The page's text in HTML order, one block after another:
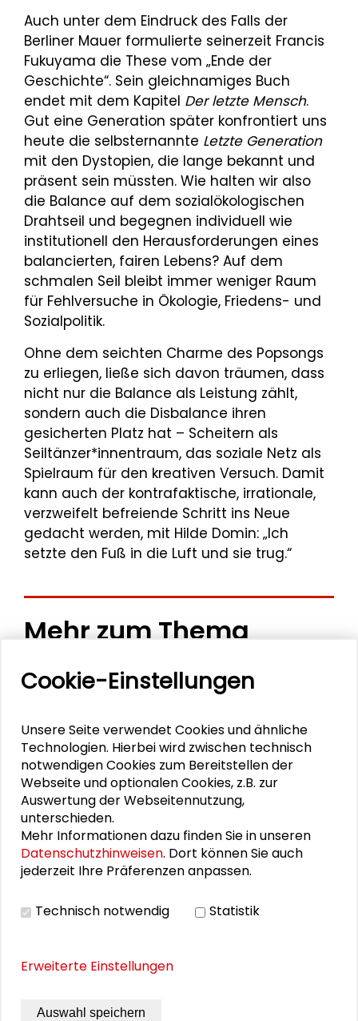
Auch unter dem Eindruck des Falls der
Berliner Mauer formulierte seinerzeit Francis
Fukuyama die These vom „Ende der
Geschichte“. Sein gleichnamiges Buch
endet mit dem Kapitel Der letzte Mensch.
Gut eine Generation später konfrontiert uns
heute die selbsternannte Letzte Generation
mit den Dystopien, die lange bekannt und
präsent sein müssten. Wie halten wir also
die Balance auf dem sozialökologischen
Drahtseil und begegnen individuell wie
institutionell den Herausforderungen eines
balancierten, fairen Lebens? Auf dem
schmalen Seil bleibt immer weniger Raum
für Fehlversuche in Ökologie, Friedens- und
Sozialpolitik.
Ohne dem seichten Charme des Popsongs
zu erliegen, ließe sich davon träumen, dass
nicht nur die Balance als Leistung zählt,
sondern auch die Disbalance ihren
gesicherten Platz hat – Scheitern als
Seiltänzer*innentraum, das soziale Netz als
Spielraum für den kreativen Versuch. Damit
kann auch der kontrafaktische, irrationale,
verzweifelt befreiende Schritt ins Neue
gedacht werden, mit Hilde Domin: „Ich
setzte den Fuß in die Luft und sie trug.“
Mehr zum Thema
Schader-Dialog 1/25: „Bleibt alles anders“
Schader-Dialog 1/24: „Willkommen in meiner
Wirklichkeit“
Schader-Dialog 2/23: „Klimaterroristen“
PUBLIKATIONEN
Balancen. Schader-Dialog 1/2023
THEMEN ZU DIESEM BEITRAG
Cookie-Einstellungen
Unsere Seite verwendet Cookies und ähnliche
Technologien. Hierbei wird zwischen technisch
notwendigen Cookies zum Bereitstellen der
Webseite und optionalen Cookies, z.B. zur
Auswertung der Webseitennutzung,
unterschieden.
Mehr Informationen dazu finden Sie in unseren
Datenschutzhinweisen. Dort können Sie auch
jederzeit Ihre Präferenzen anpassen.
Technisch notwendig Statistik
Erweiterte Einstellungen
Auswahl speichern